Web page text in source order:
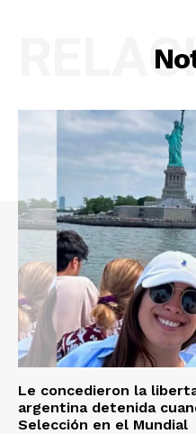
Le concedieron la
argentina detenida
Selección en el Mundial